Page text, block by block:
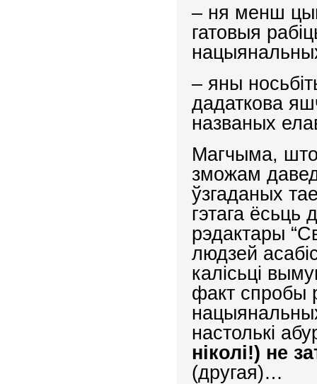
– ня менш
гатовыя
– яны
дадаткова
названых
Магчыма, што
зможам
ўзгаданых
гэтага ёсьць
рэдактары
людзей
калісьці
факт спробы
настолькі
ніколі!) не
(другая)…